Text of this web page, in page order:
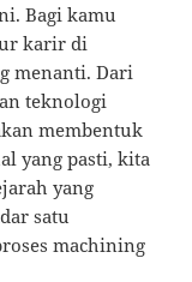
Bagi kamu
karir di
menanti. Dari
teknologi
membentuk
yang pasti, kita
yang
satu
machining